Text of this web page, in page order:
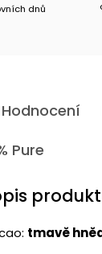
dnů
Hodnocení
Pure
tmavě